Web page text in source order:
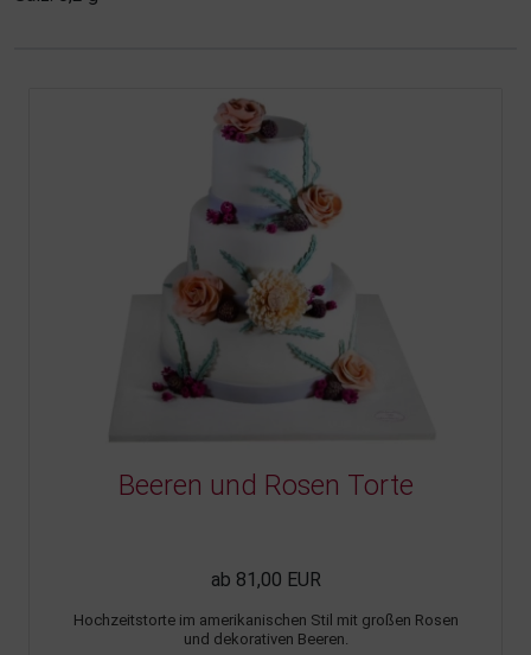
Beeren und Rosen Torte
ab 81,00 EUR
Hochzeitstorte im amerikanischen Stil mit großen Rosen
und dekorativen Beeren.